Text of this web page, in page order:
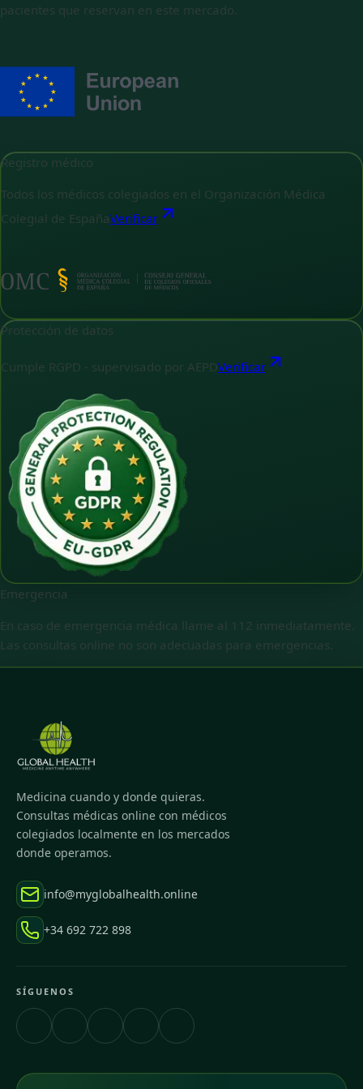
pacientes que reservan en este mercado.
Registro médico
Todos los médicos colegiados en el Organización Médica
Colegial de EspañaVerificar
Protección de datos
Cumple RGPD - supervisado por AEPDVerificar
Emergencia
En caso de emergencia médica llame al 112 inmediatamente.
Las consultas online no son adecuadas para emergencias.
Medicina cuando y donde quieras.
Consultas médicas online con médicos
colegiados localmente en los mercados
donde operamos.
info@myglobalhealth.online
+34 692 722 898
SÍGUENOS